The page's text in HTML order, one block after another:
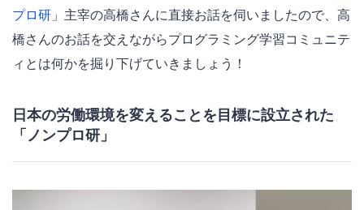
プロ研 」主宰の高橋さんに直接お話を伺いましたので、高
橋さんのお話を交えながらプログラミング学習コミュニテ
ィとは何かを掘り下げていきましょう！
日本の労働環境を変えることを目標に設立された
「ノンプロ研」